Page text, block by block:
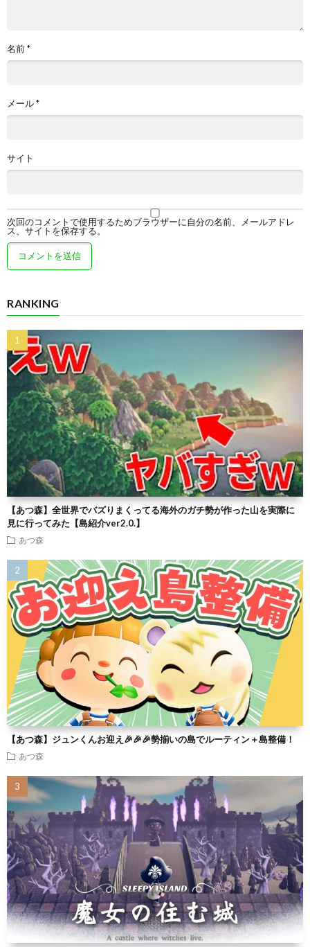
名前*
メール*
サイト
次回のコメントで使用するためブラウザーに自分の名前、メールアドレ
ス、サイトを保存する。
RANKING
【あつ森】全世界でバズりまくってる海外のガチ勢が作った山を実際に
見に行ってみた【島紹介ver2.0.】
あつ森
【あつ森】ジュンくんお迎え🎉🎉🎉勢揃いの島でルーティン＋島整備！
あつ森